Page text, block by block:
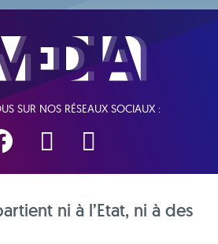
SUR NOS RÉSEAUX SOCIAUX :
ni à l’Etat, ni à des